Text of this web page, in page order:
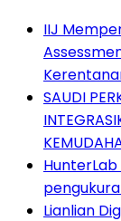
IIJ
SAUDI
Lianlian